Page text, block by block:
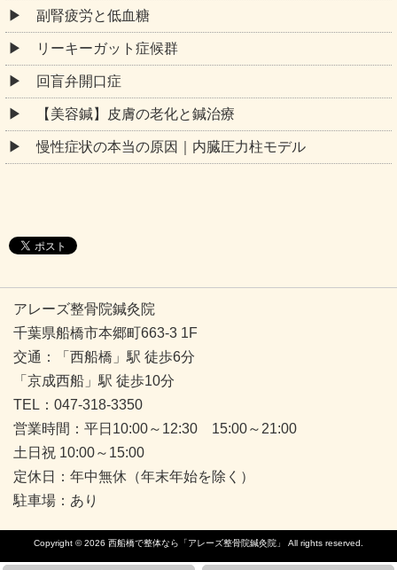
副腎疲労と低血糖
リーキーガット症候群
回盲弁開口症
【美容鍼】皮膚の老化と鍼治療
慢性症状の本当の原因｜内臓圧力柱モデル
アレーズ整骨院鍼灸院
千葉県船橋市本郷町663-3 1F
交通：「西船橋」駅 徒歩6分
「京成西船」駅 徒歩10分
TEL：047-318-3350
営業時間：平日10:00～12:30 15:00～21:00
土日祝 10:00～15:00
定休日：年中無休（年末年始を除く）
駐車場：あり
Copyright © 2026 西船橋で整体なら「アレーズ整骨院鍼灸院」 All rights reserved.